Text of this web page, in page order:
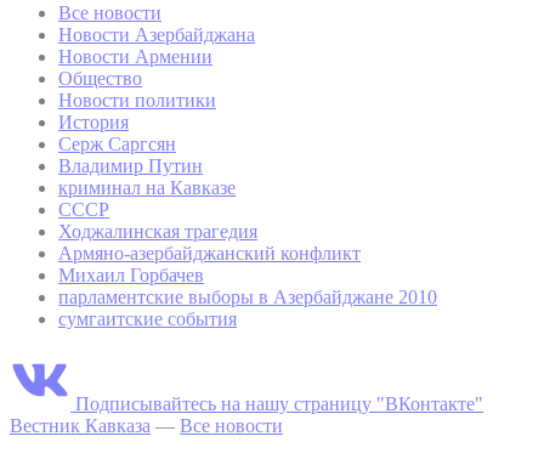
Все новости
Новости Азербайджана
Новости Армении
Общество
Новости политики
История
Серж Саргсян
Владимир Путин
криминал на Кавказе
СССР
Ходжалинская трагедия
Армяно-азербайджанский конфликт
Михаил Горбачев
парламентские выборы в Азербайджане 2010
сумгаитские события
Подписывайтесь на нашу страницу "ВКонтакте"
Вестник Кавказа — Все новости